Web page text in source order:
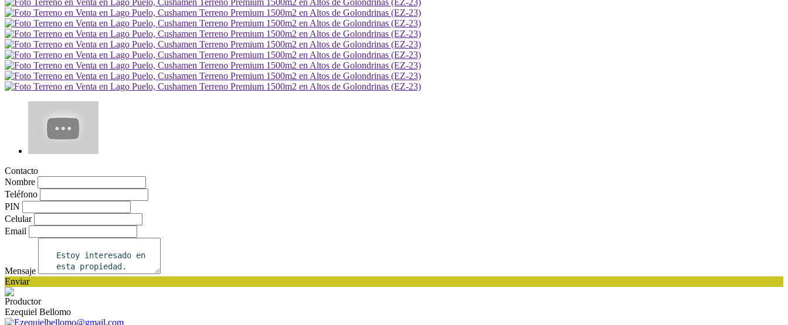
Contacto
Nombre
Teléfono
PIN
Celular
Email
Mensaje
Enviar
Productor
Ezequiel Bellomo
Ezequielbellomo@gmail.com